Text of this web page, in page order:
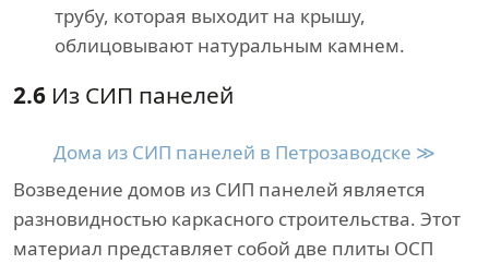
трубу, которая выходит на крышу,
облицовывают натуральным камнем.
2.6 Из СИП панелей
Дома из СИП панелей в Петрозаводске ≫
Возведение домов из СИП панелей является
разновидностью каркасного строительства. Этот
материал представляет собой две плиты ОСП